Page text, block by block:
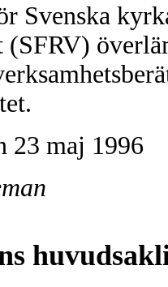
Svenska
(SFRV)
23 maj 1996